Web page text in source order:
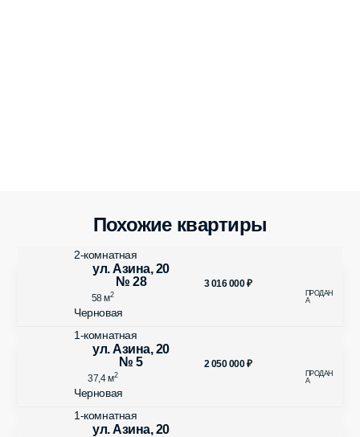
Похожие квартиры
ул. Азина, 20
№ 28
58 м2
2-комнатная
Черновая
3 016 000 ₽
ул. Азина, 20
№ 5
37,4 м2
1-комнатная
Черновая
2 050 000 ₽
ул. Азина, 20
1-комнатная